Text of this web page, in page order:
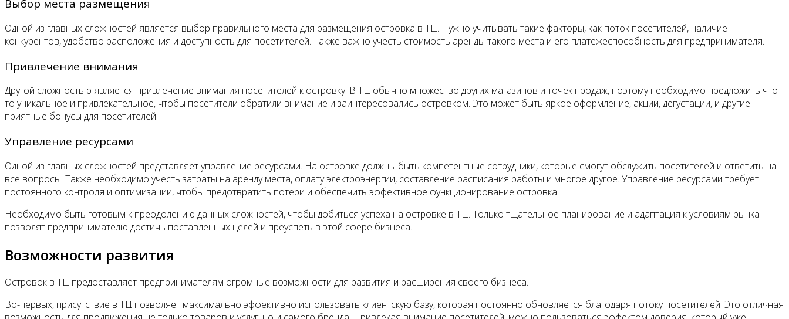
Выбор места размещения
Одной из главных сложностей является выбор правильного места для размещения островка в ТЦ. Нужно учитывать такие факторы, как поток посетителей, наличие
конкурентов, удобство расположения и доступность для посетителей. Также важно учесть стоимость аренды такого места и его платежеспособность для предпринимателя.
Привлечение внимания
Другой сложностью является привлечение внимания посетителей к островку. В ТЦ обычно множество других магазинов и точек продаж, поэтому необходимо предложить что-
то уникальное и привлекательное, чтобы посетители обратили внимание и заинтересовались островком. Это может быть яркое оформление, акции, дегустации, и другие
приятные бонусы для посетителей.
Управление ресурсами
Одной из главных сложностей представляет управление ресурсами. На островке должны быть компетентные сотрудники, которые смогут обслужить посетителей и ответить на
все вопросы. Также необходимо учесть затраты на аренду места, оплату электроэнергии, составление расписания работы и многое другое. Управление ресурсами требует
постоянного контроля и оптимизации, чтобы предотвратить потери и обеспечить эффективное функционирование островка.
Необходимо быть готовым к преодолению данных сложностей, чтобы добиться успеха на островке в ТЦ. Только тщательное планирование и адаптация к условиям рынка
позволят предпринимателю достичь поставленных целей и преуспеть в этой сфере бизнеса.
Возможности развития
Островок в ТЦ предоставляет предпринимателям огромные возможности для развития и расширения своего бизнеса.
Во-первых, присутствие в ТЦ позволяет максимально эффективно использовать клиентскую базу, которая постоянно обновляется благодаря потоку посетителей. Это отличная